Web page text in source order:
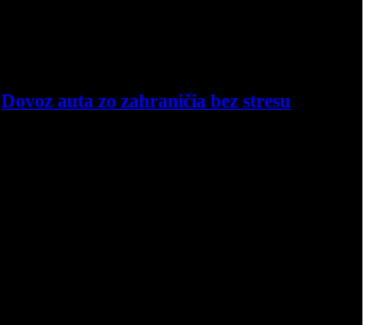
Dovoz auta zo zahraničia bez stresu